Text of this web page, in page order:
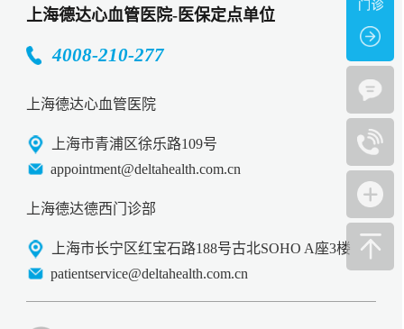
上海德达心血管医院-医保定点单位
4008-210-277
上海德达心血管医院
上海市青浦区徐乐路109号
appointment@deltahealth.com.cn
上海德达德西门诊部
上海市长宁区红宝石路188号古北SOHO A座3楼
patientservice@deltahealth.com.cn